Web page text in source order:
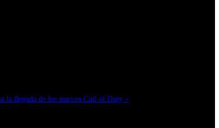
la llegada de los nuevos Call of Duty »